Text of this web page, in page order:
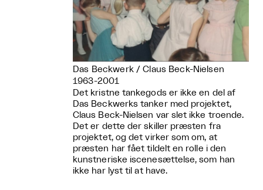
Das Beckwerk / Claus Beck-Nielsen
1963-2001
Det kristne tankegods er ikke en del af
Das Beckwerks tanker med projektet,
Claus Beck-Nielsen var slet ikke troende.
Det er dette der skiller præsten fra
projektet, og det virker som om, at
præsten har fået tildelt en rolle i den
kunstneriske iscenesættelse, som han
ikke har lyst til at have.